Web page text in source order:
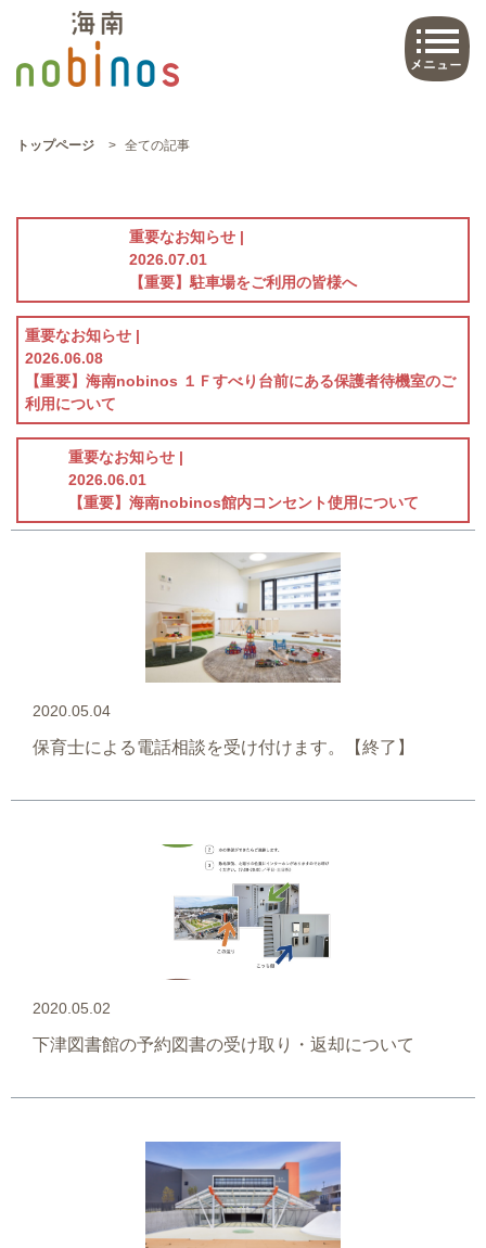
トップページ > 全ての記事
重要なお知らせ |
2026.07.01
【重要】駐車場をご利用の皆様へ
重要なお知らせ |
2026.06.08
【重要】海南nobinos １Ｆすべり台前にある保護者待機室のご
利用について
重要なお知らせ |
2026.06.01
【重要】海南nobinos館内コンセント使用について
2020.05.04
保育士による電話相談を受け付けます。【終了】
2020.05.02
下津図書館の予約図書の受け取り・返却について